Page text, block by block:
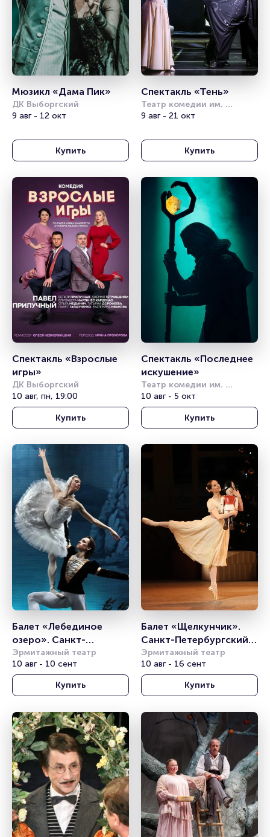
Мюзикл «Дама Пик»
ДК Выборгский
9 авг - 12 окт
Купить
Спектакль «Тень»
Театр комедии им.
Акимова
9 авг - 21 окт
Купить
Спектакль «Взрослые
игры»
ДК Выборгский
10 авг, пн, 19:00
Купить
Спектакль «Последнее
искушение»
Театр комедии им.
Акимова
10 авг - 5 окт
Купить
Балет «Лебединое
озеро». Санкт-
Петербургский театр
балета им. П.И.
Чайковского
Эрмитажный театр
10 авг - 10 сент
Купить
Балет «Щелкунчик».
Санкт-Петербургский
балет им. П. И.
Чайковского
Эрмитажный театр
10 авг - 16 сент
Купить